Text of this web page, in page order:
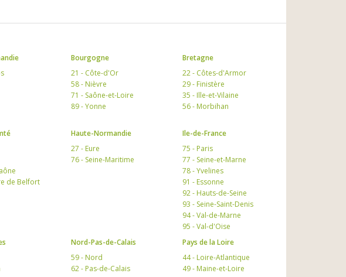
Bourgogne
21 - Côte-d'Or
58 - Nièvre
71 - Saône-et-Loire
89 - Yonne
Bretagne
22 - Côtes-d'Armor
29 - Finistère
35 - Ille-et-Vilaine
56 - Morbihan
de Belfort
Haute-Normandie
27 - Eure
76 - Seine-Maritime
Ile-de-France
75 - Paris
77 - Seine-et-Marne
78 - Yvelines
91 - Essonne
92 - Hauts-de-Seine
93 - Seine-Saint-Denis
94 - Val-de-Marne
95 - Val-d'Oise
Nord-Pas-de-Calais
59 - Nord
62 - Pas-de-Calais
Pays de la Loire
44 - Loire-Atlantique
49 - Maine-et-Loire